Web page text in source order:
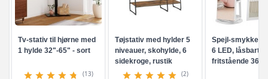
Tv-stativ til hjørne med
1 hylde 32"-65" - sort
(13)
Tøjstativ med hylder 5
niveauer, skohylde, 6
sidekroge, rustik
brun/sort
(2)
Spejl-
6 LED, låsbart -
fritstående 360°